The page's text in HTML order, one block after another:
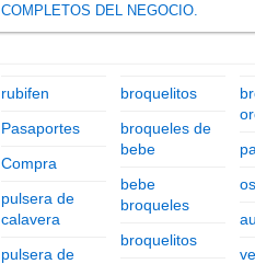
COMPLETOS DEL NEGOCIO.
rubifen
Pasaportes
Compra
pulsera de
calavera
pulsera de
broquelitos
broqueles de
bebe
bebe
broqueles
broquelitos